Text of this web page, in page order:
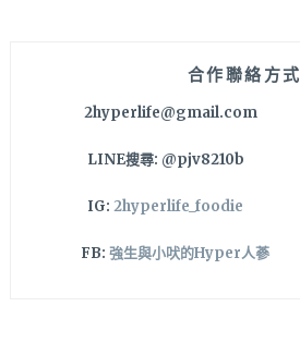
合作聯絡方式
2hyperlife@gmail.com
LINE搜尋: @pjv8210b
IG: 2hyperlife_foodie
FB: 強生與小吠的Hyper人蔘